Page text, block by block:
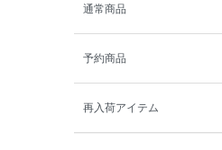
通常商品
予約商品
再入荷アイテム